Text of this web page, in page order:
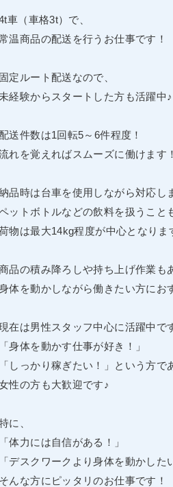
車（車格3t）で、
温商品の配送を行うお仕事です！
固定ルート配送なので、
経験からスタートした方も活躍中♪
送件数は1回転5～6件程度！
れを覚えればスムーズに働けます！
品時は台車を使用しながら対応し
ットボトルなどの飲料を扱うこと
物は最大14kg程度が中心となりま
品の積み降ろしや持ち上げ作業も
体を動かしながら働きたい方にお
在は男性スタッフ中心に活躍中で
「身体を動かす仕事が好き！」
「しっかり稼ぎたい！」という方で
性の方も大歓迎です♪
に、
「体力には自信がある！」
「デスクワークより身体を動かした
そんな方にピッタリのお仕事です！